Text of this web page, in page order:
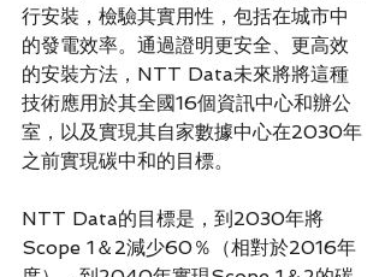
行安裝，檢驗其實用性，包括在城市中
的發電效率。通過證明更安全、更高效
的安裝方法，NTT Data未來將將這種
技術應用於其全國16個資訊中心和辦公
室，以及實現其自家數據中心在2030年
之前實現碳中和的目標。
NTT Data的目標是，到2030年將
Scope 1＆2減少60％（相對於2016年